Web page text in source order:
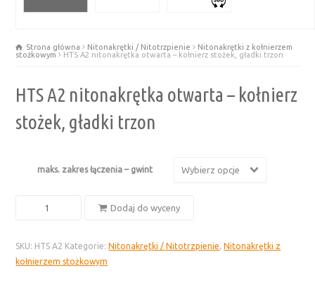
Strona główna Nitonakrętki / Nitotrzpienie
Nitonakrętki z kołnierzem
stożkowym
HTS A2 nitonakrętka otwarta – kołnierz stożek, gładki trzon
HTS A2 nitonakrętka otwarta – kołnierz
stożek, gładki trzon
maks. zakres łączenia – gwint Wybierz opcje
nitonakrętka
otwarta
Dodaj do wyceny
SKU: HTS A2 Kategorie:Nitonakrętki / Nitotrzpienie,Nitonakrętki z
kołnierzem stożkowym